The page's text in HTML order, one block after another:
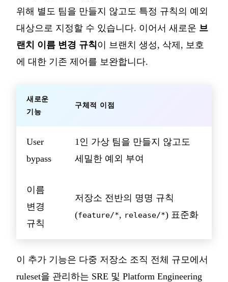
위해 별도 팀을 만들지 않고도 특정 규칙의 예외
대상으로 지정할 수 있습니다. 이어서 새로운 브
랜치 이름 변경 규칙이 브랜치 생성, 삭제, 보호
에 대한 기존 제어를 보완합니다.
새로운
기능
구체적 이점
User
bypass
1인 가상 팀을 만들지 않고도
세밀한 예외 부여
이름
변경
규칙
저장소 전반의 명명 규칙
(feature/*, release/*) 표준화
이 추가 기능은 다중 저장소 조직 전체 규모에서
ruleset을 관리하는 SRE 및 Platform Engineering